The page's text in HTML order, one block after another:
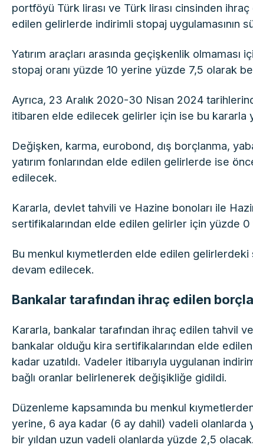
portföyü Türk lirası ve Türk lirası cinsinden
edilen gelirlerde indirimli stopaj uygulamasının
Yatırım araçları arasında geçişkenlik olmaması
stopaj oranı yüzde 10 yerine yüzde 7,5 olarak
Ayrıca, 23 Aralık 2020-30 Nisan 2024
itibaren elde edilecek gelirler için ise bu kararla
Değişken, karma, eurobond, dış borçlanma,
yatırım fonlarından elde edilen gelirlerde ise
edilecek.
Kararla, devlet tahvili ve Hazine bonoları ile
sertifikalarından elde edilen gelirler için yüzde 0
Bu menkul kıymetlerden elde edilen
devam edilecek.
Bankalar tarafından ihraç edilen
Kararla, bankalar tarafından ihraç edilen tahvil
bankalar olduğu kira sertifikalarından elde
kadar uzatıldı. Vadeler itibarıyla uygulanan
bağlı oranlar belirlenerek değişikliğe gidildi.
Düzenleme kapsamında bu menkul
yerine, 6 aya kadar (6 ay dahil) vadeli olanlarda
bir yıldan uzun vadeli olanlarda yüzde 2,5 olacak.